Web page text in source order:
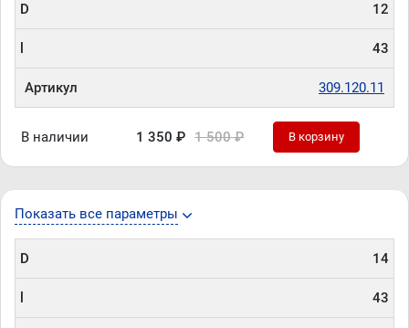
Показать все параметры
D 14
43
D 12
43
Артикул 309.120.11
В наличии 1 350 ₽ 1 500 ₽ В корзину